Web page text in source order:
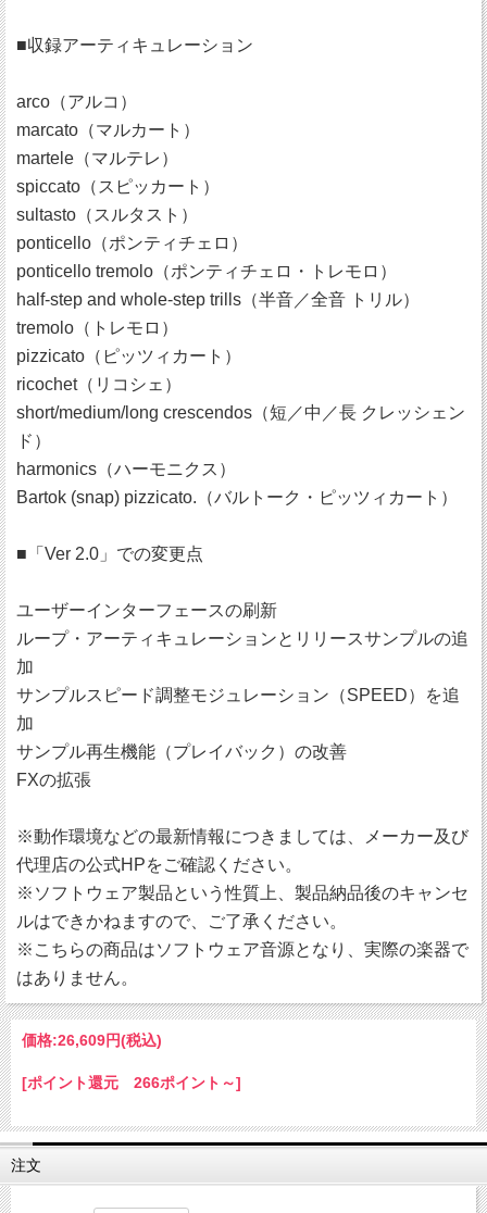
■収録アーティキュレーション
arco（アルコ）
marcato（マルカート）
martele（マルテレ）
spiccato（スピッカート）
sultasto（スルタスト）
ponticello（ポンティチェロ）
ponticello tremolo（ポンティチェロ・トレモロ）
half-step and whole-step trills（半音／全音 トリル）
tremolo（トレモロ）
pizzicato（ピッツィカート）
ricochet（リコシェ）
short/medium/long crescendos（短／中／長 クレッシェン
ド）
harmonics（ハーモニクス）
Bartok (snap) pizzicato.（バルトーク・ピッツィカート）
■「Ver 2.0」での変更点
ユーザーインターフェースの刷新
ループ・アーティキュレーションとリリースサンプルの追
加
サンプルスピード調整モジュレーション（SPEED）を追
加
サンプル再生機能（プレイバック）の改善
FXの拡張
※動作環境などの最新情報につきましては、メーカー及び
代理店の公式HPをご確認ください。
※ソフトウェア製品という性質上、製品納品後のキャンセ
ルはできかねますので、ご了承ください。
※こちらの商品はソフトウェア音源となり、実際の楽器で
はありません。
価格:26,609円(税込)
[ポイント還元 266ポイント～]
注文